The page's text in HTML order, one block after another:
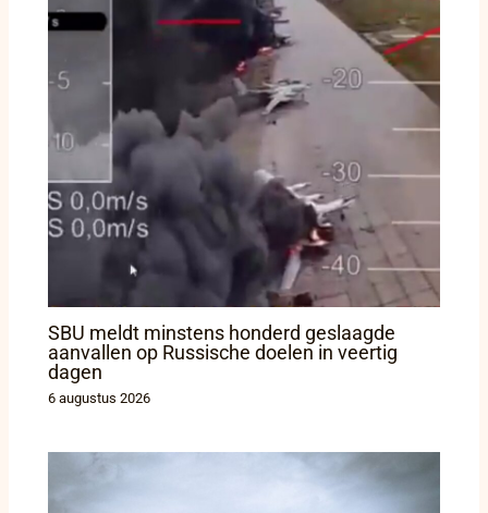
SBU meldt minstens honderd geslaagde
aanvallen op Russische doelen in veertig
dagen
6 augustus 2026